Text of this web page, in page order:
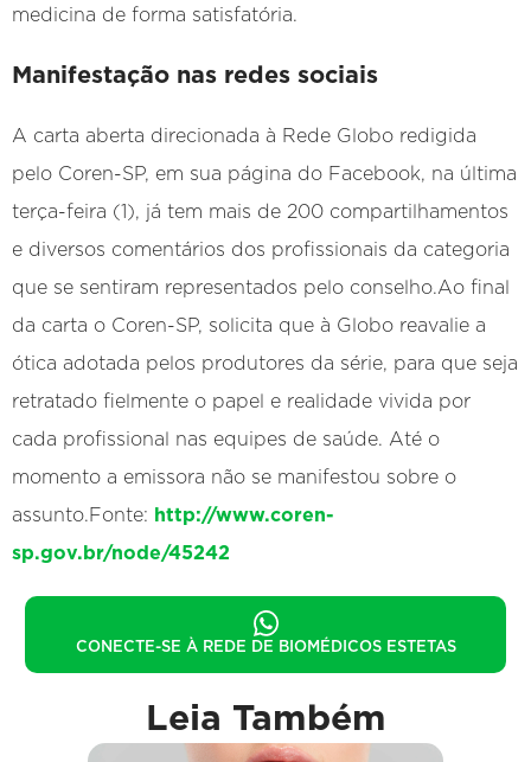
medicina de forma satisfatória.
Manifestação nas redes sociais
A carta aberta direcionada à Rede Globo redigida
pelo Coren-SP, em sua página do Facebook, na última
terça-feira (1), já tem mais de 200 compartilhamentos
e diversos comentários dos profissionais da categoria
que se sentiram representados pelo conselho.Ao final
da carta o Coren-SP, solicita que à Globo reavalie a
ótica adotada pelos produtores da série, para que seja
retratado fielmente o papel e realidade vivida por
cada profissional nas equipes de saúde. Até o
momento a emissora não se manifestou sobre o
assunto.Fonte: http://www.coren-
sp.gov.br/node/45242
CONECTE-SE À REDE DE BIOMÉDICOS ESTETAS
Leia Também